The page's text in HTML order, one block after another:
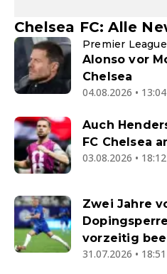
Chelsea FC: Alle
Premier League
Alonso vor
Chelsea
04.08.2026 •
Auch
FC Chelsea
03.08.2026 •
Zwei Jahre
vorzeitig
31.07.2026 •